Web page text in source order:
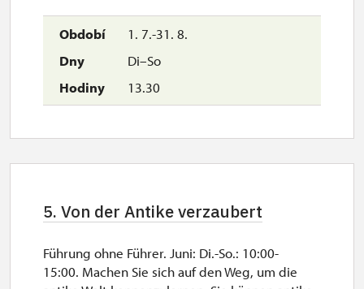
1. 7.-31. 8.
Di–So
13.30
5. Von der Antike verzaubert
Führung ohne Führer. Juni: Di.-So.: 10:00-
15:00. Machen Sie sich auf den Weg, um die